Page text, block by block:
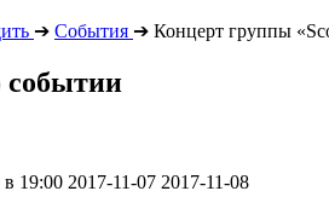
➔ События ➔ Концерт группы
в 19:00 2017-11-07 2017-11-08